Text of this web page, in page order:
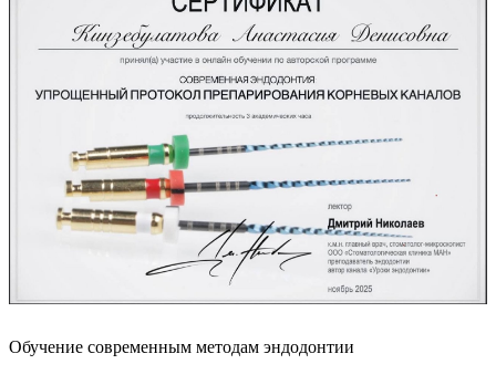
Обучение современным методам эндодонтии